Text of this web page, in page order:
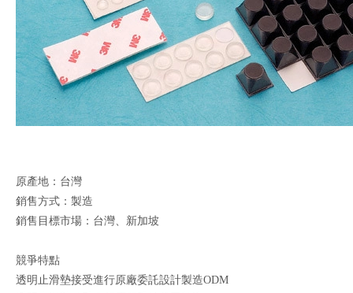
原產地：台灣
銷售方式：製造
銷售目標市場：台灣、新加坡
競爭特點
透明止滑墊接受進行原廠委託設計製造ODM